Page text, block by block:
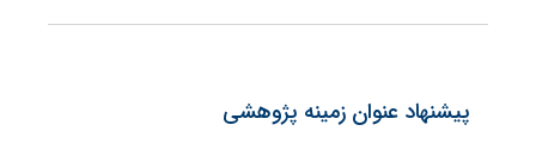
پیشنهاد عنوان زمینه پژوهشی